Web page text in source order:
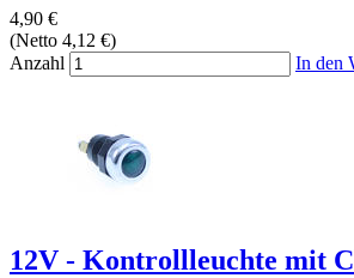
4,90 €
(Netto 4,12 €)
Anzahl
In den
12V - Kontrollleuchte mit